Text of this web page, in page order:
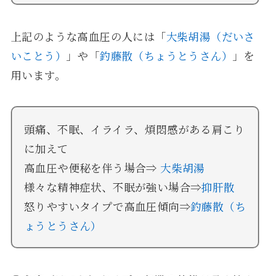
上記のような高血圧の人には「大柴胡湯（だいさ
いことう）
」や「釣藤散（ちょうとうさん）
」を
用います。
頭痛、不眠、イライラ、煩悶感がある肩こり
に加えて
高血圧や便秘を伴う場合⇒ 大柴胡湯
様々な精神症状、不眠が強い場合⇒抑肝散
怒りやすいタイプで高血圧傾向⇒釣藤散（ち
ょうとうさん）